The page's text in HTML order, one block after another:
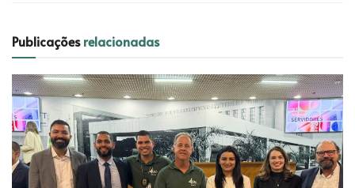
Publicaçõesrelacionadas